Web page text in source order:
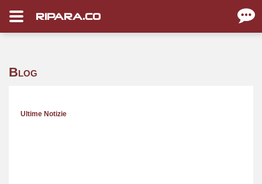
RIPARA.CO
Blog
Ultime Notizie